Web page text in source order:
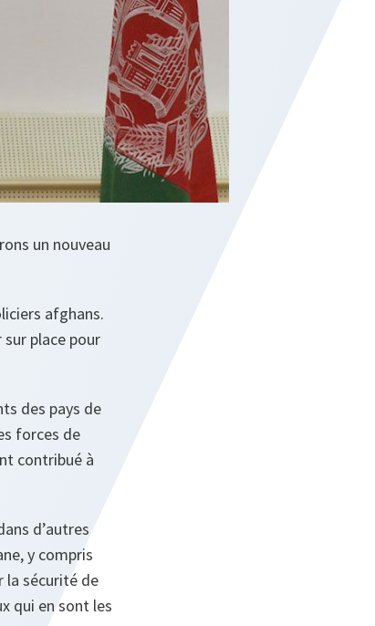
un nouveau
afghans.
place pour
des pays de
forces de
contribué à
d’autres
y compris
la sécurité de
qui en sont les